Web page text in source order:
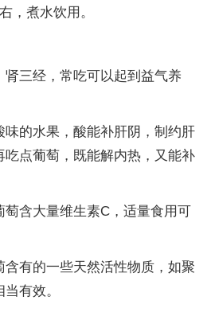
，煮水饮用。
肾三经，常吃可以起到益气养
味的水果，酸能补肝阴，制约肝
吃点葡萄，既能解内热，又能补
萄含大量维生素C，适量食用可
含有的一些天然活性物质，如聚
有效。